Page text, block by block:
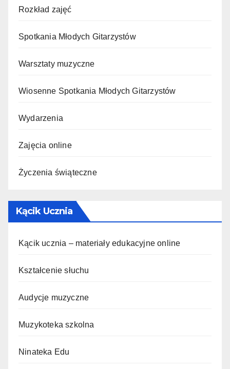
Rozkład zajęć
Spotkania Młodych Gitarzystów
Warsztaty muzyczne
Wiosenne Spotkania Młodych Gitarzystów
Wydarzenia
Zajęcia online
Życzenia świąteczne
Kącik Ucznia
Kącik ucznia – materiały edukacyjne online
Kształcenie słuchu
Audycje muzyczne
Muzykoteka szkolna
Ninateka Edu